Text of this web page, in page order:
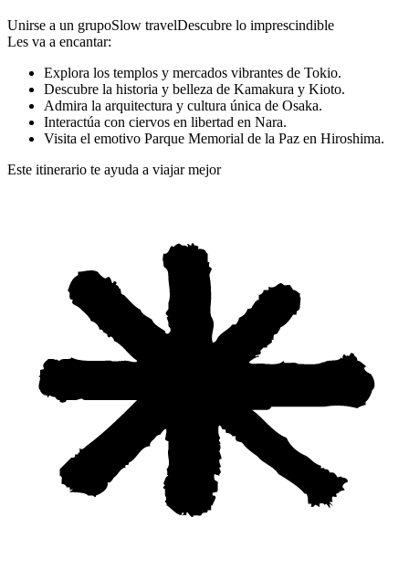
Unirse a un grupoSlow travelDescubre lo imprescindible
Les va a encantar:
Explora los templos y mercados vibrantes de Tokio.
Descubre la historia y belleza de Kamakura y Kioto.
Admira la arquitectura y cultura única de Osaka.
Interactúa con ciervos en libertad en Nara.
Visita el emotivo Parque Memorial de la Paz en Hiroshima.
Este itinerario te ayuda a viajar mejor